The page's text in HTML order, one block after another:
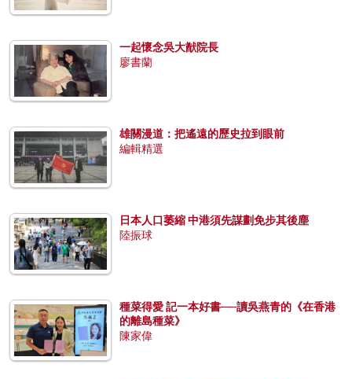
一起懷念吳大猷院長
廖書蘭
雄關漫道：把遙遠的歷史拉到眼前
編輯精選
日本人口萎縮 中港須先謀劃免步其後塵
陸振球
種菜得愛 記一本好書──讀吳燕青的《在香港
的離島種菜》
陳家偉